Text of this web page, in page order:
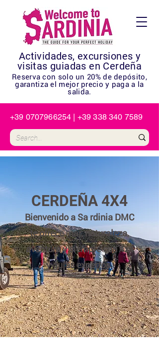
Actividades, excursiones y
visitas guiadas en Cerdeña
+39 0707966254 | +39 338 340 7589
Reserva con solo un 20% de depósito,
garantiza el mejor precio y paga a la
salida.
CERDEÑA 4X4
Bienvenido a Sa rdinia DMC
te ofrece mar, naturaleza,
aventura y siempre con 4x4
y guías expertos.